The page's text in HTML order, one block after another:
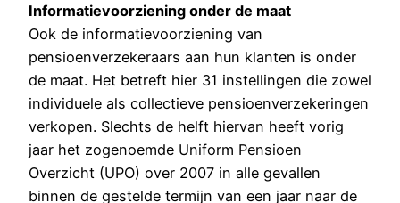
Informatievoorziening onder de maat
Ook de informatievoorziening van
pensioenverzekeraars aan hun klanten is onder
de maat. Het betreft hier 31 instellingen die zowel
individuele als collectieve pensioenverzekeringen
verkopen. Slechts de helft hiervan heeft vorig
jaar het zogenoemde Uniform Pensioen
Overzicht (UPO) over 2007 in alle gevallen
binnen de gestelde termijn van een jaar naar de